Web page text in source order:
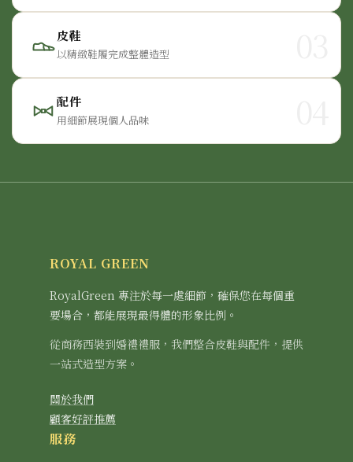
皮鞋
以精緻鞋履完成整體造型
配件
用細節展現個人品味
ROYAL GREEN
RoyalGreen 專注於每一處細節，確保您在每個重
要場合，都能展現最得體的形象比例。
從商務西裝到婚禮禮服，我們整合皮鞋與配件，提供
一站式造型方案。
關於我們
顧客好評推薦
服務